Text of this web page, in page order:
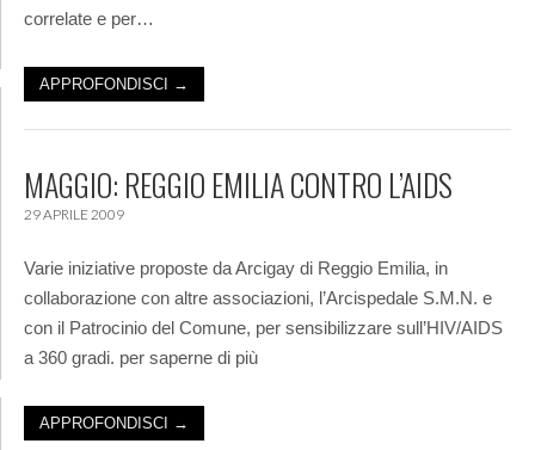
correlate e per…
APPROFONDISCI →
MAGGIO: REGGIO EMILIA CONTRO L’AIDS
29 APRILE 2009
Varie iniziative proposte da Arcigay di Reggio Emilia, in
collaborazione con altre associazioni, l’Arcispedale S.M.N. e
con il Patrocinio del Comune, per sensibilizzare sull’HIV/AIDS
a 360 gradi. per saperne di più
APPROFONDISCI →